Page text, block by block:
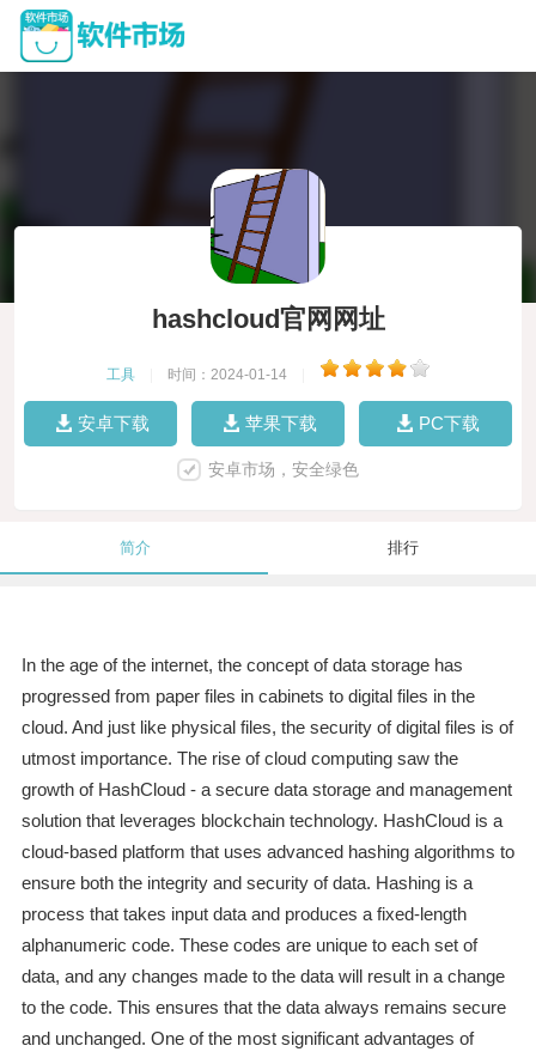
hashcloud官网网址
工具 时间：2024-01-14
安卓下载 苹果下载 PC下载
安卓市场，安全绿色
简介 排行
In the age of the internet, the concept of data storage has
progressed from paper files in cabinets to digital files in the
cloud. And just like physical files, the security of digital files is of
utmost importance. The rise of cloud computing saw the
growth of HashCloud - a secure data storage and management
solution that leverages blockchain technology. HashCloud is a
cloud-based platform that uses advanced hashing algorithms to
ensure both the integrity and security of data. Hashing is a
process that takes input data and produces a fixed-length
alphanumeric code. These codes are unique to each set of
data, and any changes made to the data will result in a change
to the code. This ensures that the data always remains secure
and unchanged. One of the most significant advantages of